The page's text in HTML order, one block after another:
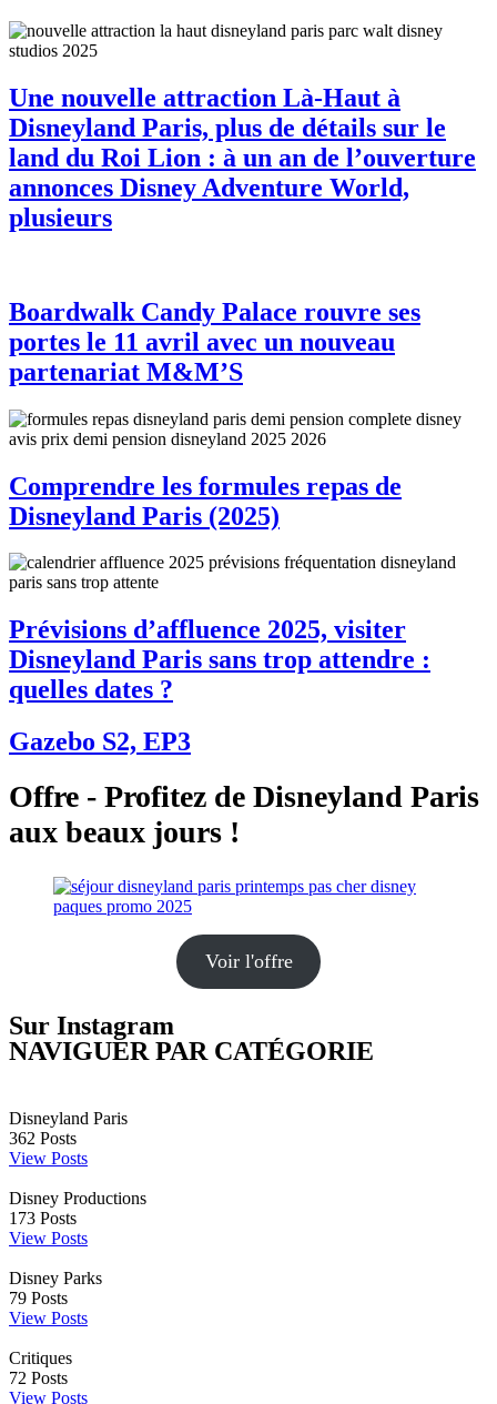
Une nouvelle attraction Là-Haut à
Disneyland Paris, plus de détails sur le
land du Roi Lion : à un an de l’ouverture
annonces Disney Adventure World,
plusieurs
Boardwalk Candy Palace rouvre ses
portes le 11 avril avec un nouveau
partenariat M&M’S
Comprendre les formules repas de
Disneyland Paris (2025)
Prévisions d’affluence 2025, visiter
Disneyland Paris sans trop attendre :
quelles dates ?
Gazebo S2, EP3
Offre - Profitez de Disneyland Paris
aux beaux jours !
Voir l'offre
Sur Instagram
NAVIGUER PAR CATÉGORIE
Disneyland Paris
362 Posts
View Posts
Disney Productions
173 Posts
View Posts
Disney Parks
79 Posts
View Posts
Critiques
72 Posts
View Posts